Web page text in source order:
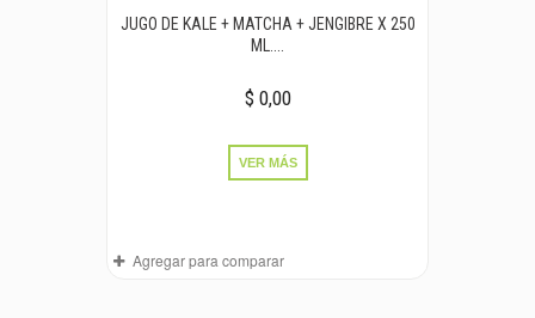
JUGO DE KALE + MATCHA + JENGIBRE X 250
ML....
$ 0,00
VER MÁS
Agregar para comparar